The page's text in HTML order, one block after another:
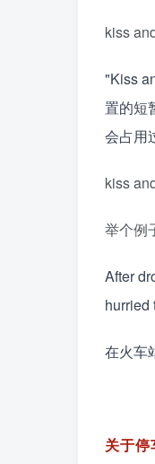
kiss
"Kiss
置的短
会占用
kiss
举个例
After
hurried
在火车
关于停